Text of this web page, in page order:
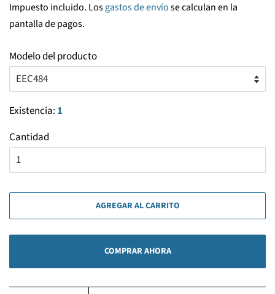
venta
Impuesto incluido. Losgastos de envíose calculan en la
pantalla de pagos.
Modelo del producto
Existencia: 1
Cantidad
AGREGAR AL CARRITO
COMPRAR AHORA